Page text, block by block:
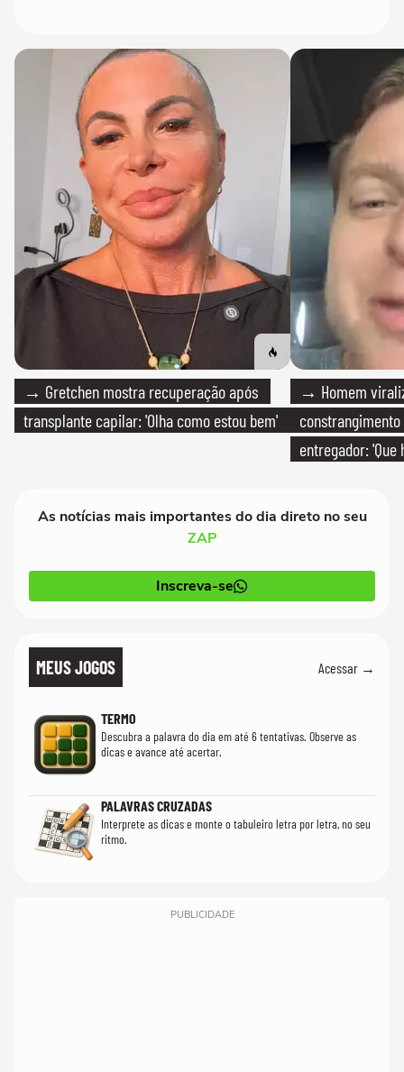
→ Gretchen mostra recuperação após
transplante capilar: 'Olha como estou bem'
→ Homem
entregador: 'Que
As notícias mais importantes do dia direto no seu
ZAP
Inscreva-se
MEUS JOGOS Acessar →
TERMO
Descubra a palavra do dia em até 6 tentativas. Observe as
dicas e avance até acertar.
PALAVRAS CRUZADAS
Interprete as dicas e monte o tabuleiro letra por letra, no seu
ritmo.
PUBLICIDADE